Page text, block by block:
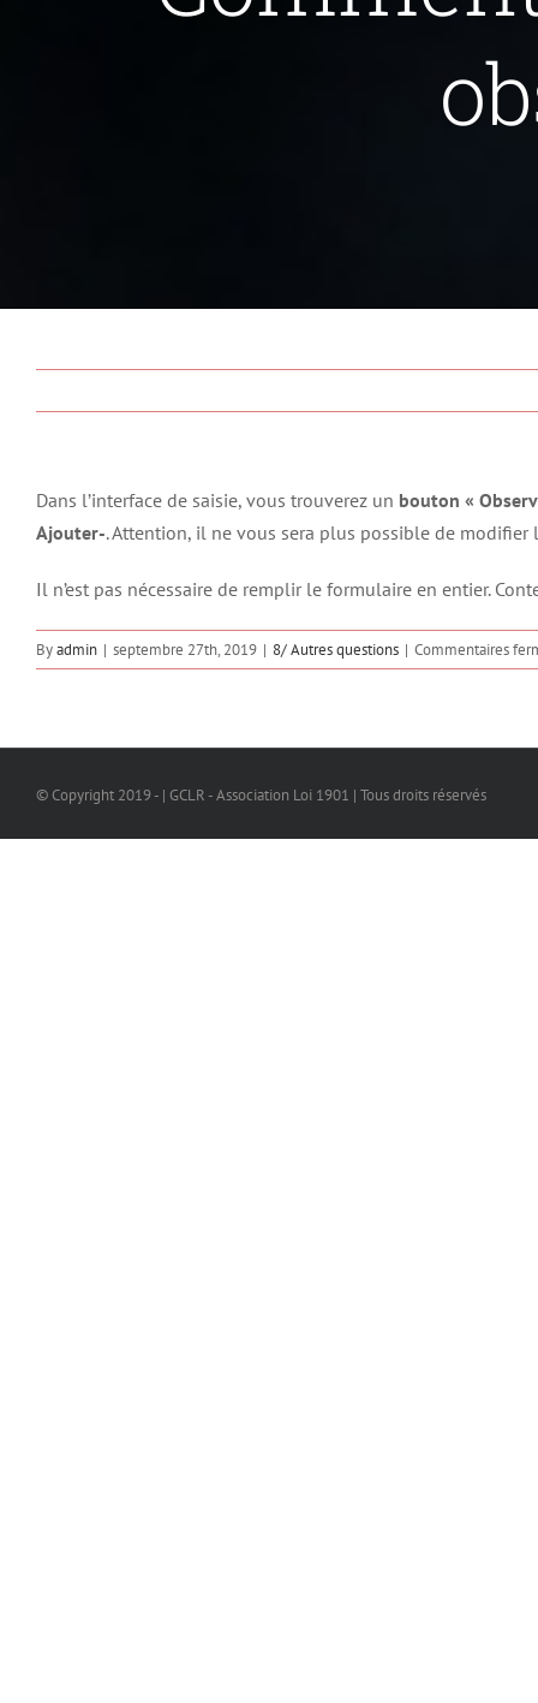
Dans l’interface de saisie, vous trouverez un bouton «
Ajouter-. Attention, il ne vous sera plus possible de
Il n’est pas nécessaire de remplir le formulaire en entier.
Byadmin | septembre 27th, 2019 | 8/ Autres questions | Commentaires
© Copyright 2019 - | GCLR - Association Loi 1901 | Tous droits réservés